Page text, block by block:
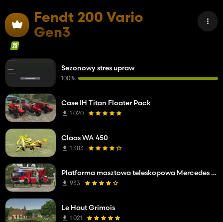
Fendt 200 Vario
Gen3
Sezonowy stres upraw
100%
Case IH Titan Floater Pack
1 020
Claas WA 450
1 383
Platforma masztowa teleskopowa Mercedes Benz Econic WISS
933
Le Haut Grimois
1 021